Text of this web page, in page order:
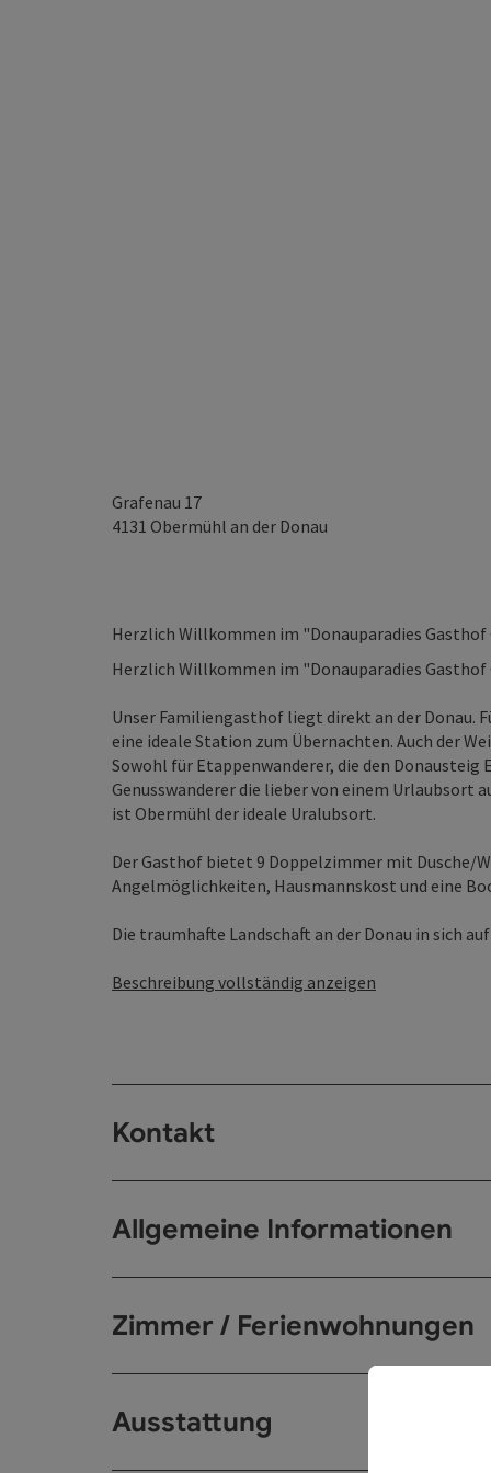
Grafenau 17
4131 Obermühl an der Donau
Herzlich Willkommen im "Donauparadies
Herzlich Willkommen im "Donauparadies
Unser Familiengasthof liegt direkt an der Donau.
eine ideale Station zum Übernachten. Auch der
Sowohl für Etappenwanderer, die den
Genusswanderer die lieber von einem Urlaubsort
ist Obermühl der ideale Uralubsort.
Der Gasthof bietet 9 Doppelzimmer mit Dusche/
Angelmöglichkeiten, Hausmannskost und eine
Die traumhafte Landschaft an der Donau in sich
Beschreibung vollständig anzeigen
Kontakt
Allgemeine Informationen
Zimmer / Ferienwohnungen
Ausstattung